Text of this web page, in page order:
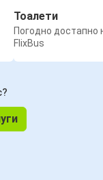
Тоалети
Погодно достапно
FlixBus